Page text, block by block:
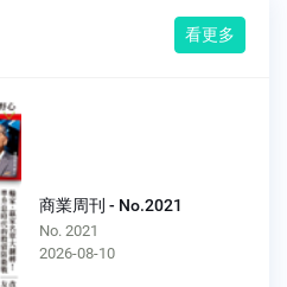
看更多
商業周刊 - No.2021
No. 2021
2026-08-10